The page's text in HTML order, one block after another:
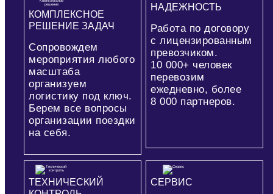
КОМПЛЕКСНОЕ
РЕШЕНИЕ ЗАДАЧ
Сопровождем
мероприятия любого
масштаба
организуем
логистику под ключ.
Берем все вопросы
организации поездки
на себя.
НАДЕЖНОСТЬ
Работа по договору
с лицензированным
превозчиком.
10 000+ человек
перевозим
ежедневно, более
8 000 партнеров.
ТЕХНИЧЕСКИЙ
СЕРВИС